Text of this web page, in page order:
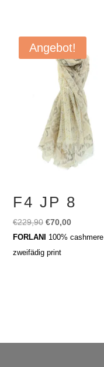
Angebot!
F4 JP 8
€229,90 Ursprünglicher
Preis
war:
€70,00Aktueller
Preis
FORLANI 100% cashmere
zweifädig print